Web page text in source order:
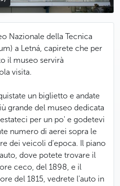
Nazionale della Tecnica
a Letná, capirete che per
il museo servirà
visita.
un biglietto e andate
grande del museo dedicata
per un po' e godetevi
numero di aerei sopra le
dei veicoli d'epoca. Il piano
dove potete trovare il
ceco, del 1898, e il
del 1815, vedrete l'auto in